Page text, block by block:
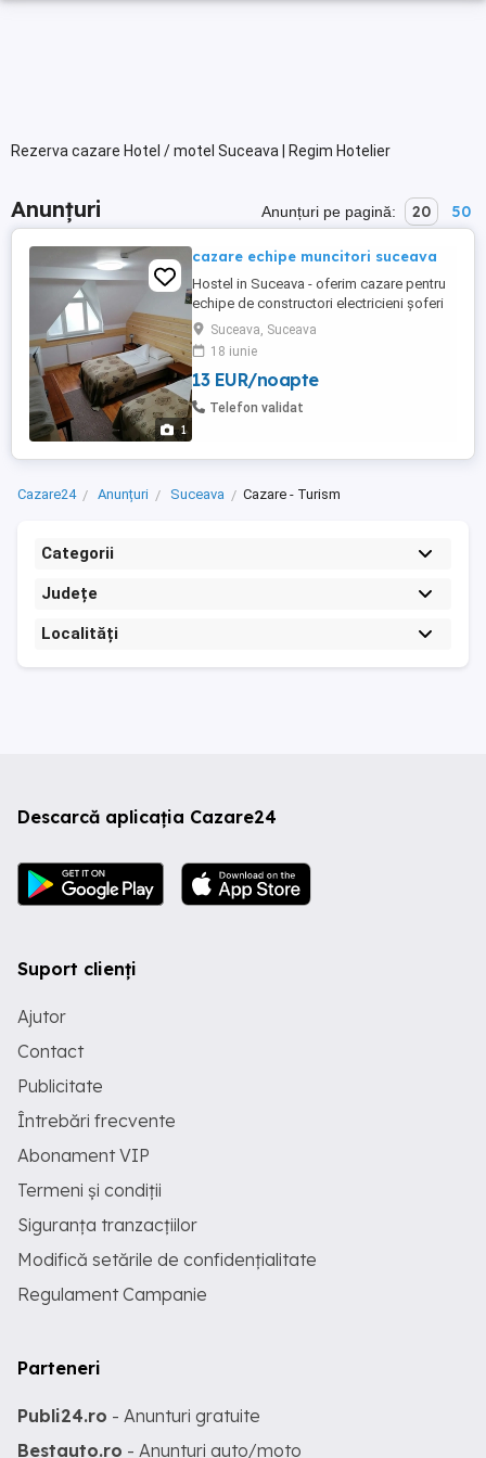
Rezerva cazare Hotel / motel Suceava | Regim Hotelier
Anunțuri Anunțuri pe pagină: 20 50
1
cazare echipe muncitori suceava
Hostel in Suceava - oferim cazare pentru
echipe de constructori electricieni șoferi
etc. 18 camere twin și 8 camere cu 3 și 4
locuri. toate camerele au baie proprie, tv,
frigider, aer condiționat, internet wifi,
încălzire. Parcare generoasă, zonă bună -
Obcini - intrare în Suceava dinspre
Suceava, Suceava
18 iunie
13 EUR/noapte
Telefon validat
Cazare24 Anunțuri Suceava Cazare - Turism
Categorii
Județe
Localități
Descarcă aplicația Cazare24
Suport clienți
Ajutor
Contact
Publicitate
Întrebări frecvente
Abonament VIP
Termeni și condiții
Siguranța tranzacțiilor
Modifică setările de confidențialitate
Regulament Campanie
Parteneri
Publi24.ro - Anunturi gratuite
Bestauto.ro - Anunturi auto/moto